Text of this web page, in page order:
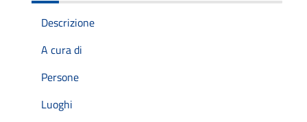
Descrizione
A cura di
Persone
Luoghi